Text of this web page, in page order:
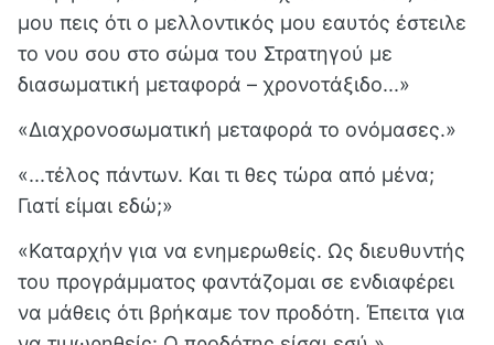
μου πεις ότι ο μελλοντικός μου εαυτός έστειλε
το νου σου στο σώμα του Στρατηγού με
διασωματική μεταφορά – χρονοτάξιδο...»
«Διαχρονοσωματική μεταφορά το ονόμασες.»
«...τέλος πάντων. Και τι θες τώρα από μένα;
Γιατί είμαι εδώ;»
«Καταρχήν για να ενημερωθείς. Ως διευθυντής
του προγράμματος φαντάζομαι σε ενδιαφέρει
να μάθεις ότι βρήκαμε τον προδότη. Έπειτα για